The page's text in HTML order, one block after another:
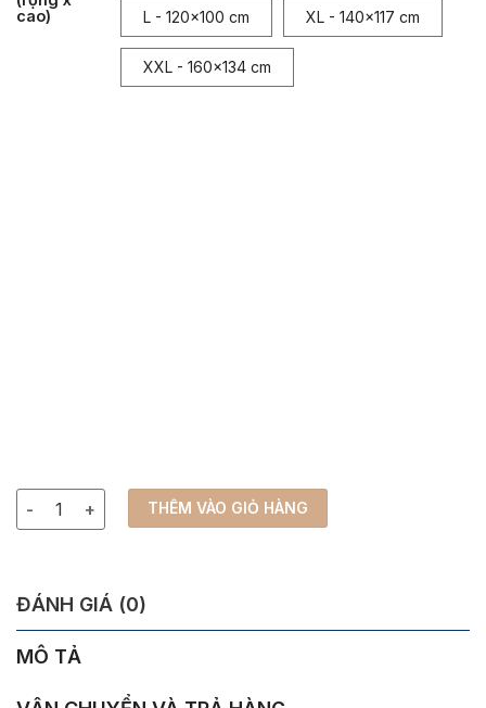
cao)
L - 120x100 cm XL - 140x117 cm
XXL - 160x134 cm
Bản Đồ Trung Quốc Bằng Gỗ 3D (China Map) số lượng
THÊM VÀO GIỎ HÀNG
ĐÁNH GIÁ (0)
MÔ TẢ